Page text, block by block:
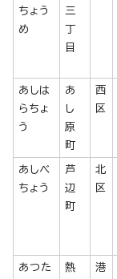
ちょう
め
三
丁
目
あしは
らちょ
う
あ
し
原
町
西
区
あしべ
ちょう
芦
辺
町
北
区
あつた
熱
港